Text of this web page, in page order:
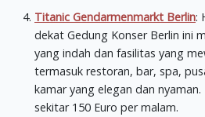
Titanic Gendarmenmarkt Berlin:
dekat Gedung Konser Berlin ini
yang indah dan fasilitas yang
termasuk restoran, bar, spa,
kamar yang elegan dan
sekitar 150 Euro per malam.